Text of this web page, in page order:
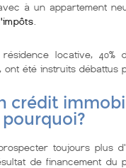
à un appartement
locative, 40%
ont été instruits débattus
crédit
toujours plus
de financement du